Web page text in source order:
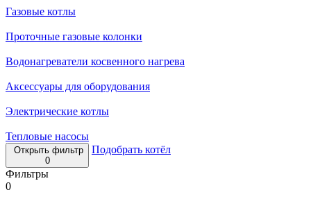
Газовые котлы
Проточные газовые колонки
Водонагреватели косвенного нагрева
Аксессуары для оборудования
Электрические котлы
Тепловые насосы
Открыть фильтр
0
Подобрать котёл
Фильтры
0